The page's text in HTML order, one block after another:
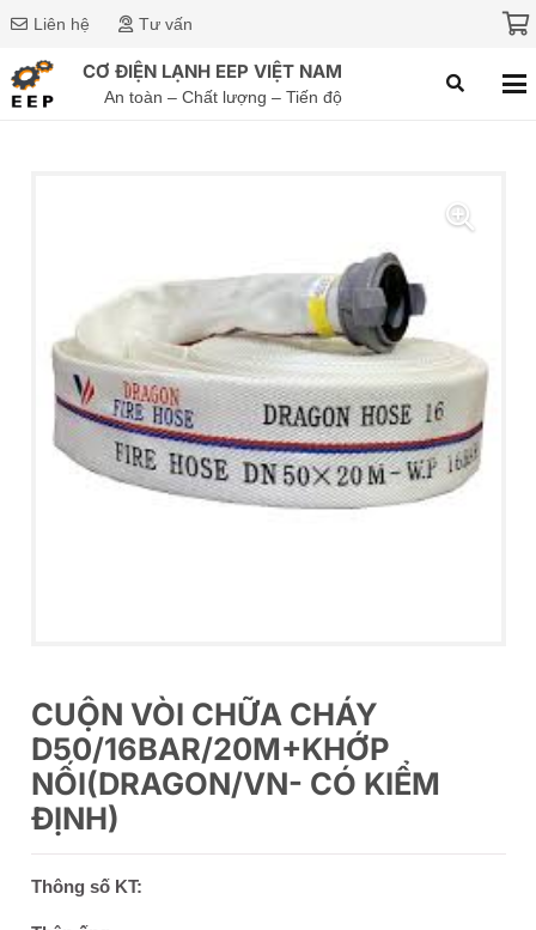
Liên hệ Tư vấn
CƠ ĐIỆN LẠNH EEP VIỆT NAM
An toàn – Chất lượng – Tiến độ
CUỘN VÒI CHỮA CHÁY
D50/16BAR/20M+KHỚP
NỐI(DRAGON/VN- CÓ KIỂM
ĐỊNH)
Thông số KT: